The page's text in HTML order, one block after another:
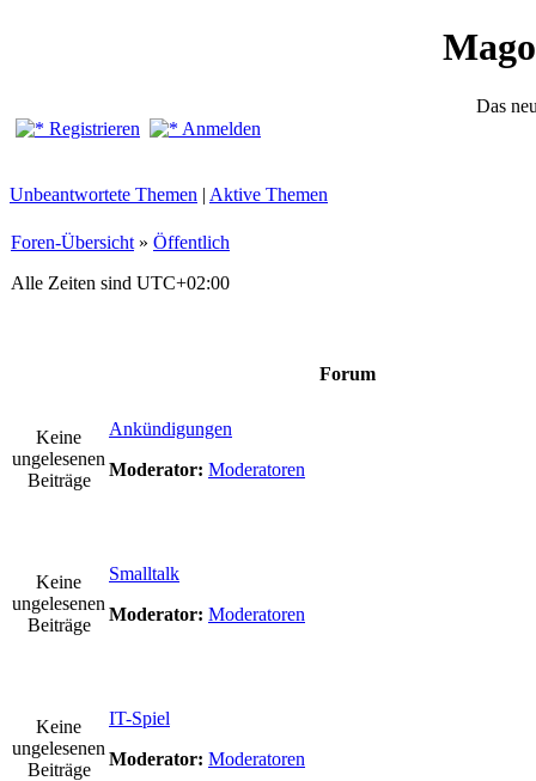
Das
Registrieren
Anmelden
Unbeantwortete Themen | Aktive Themen
Foren-Übersicht » Öffentlich
Alle Zeiten sind UTC+02:00
Forum
Keine
ungelesenen
Beiträge
Ankündigungen
Moderator: Moderatoren
Keine
ungelesenen
Beiträge
Smalltalk
Moderator: Moderatoren
Keine
ungelesenen
Beiträge
IT-Spiel
Moderator: Moderatoren